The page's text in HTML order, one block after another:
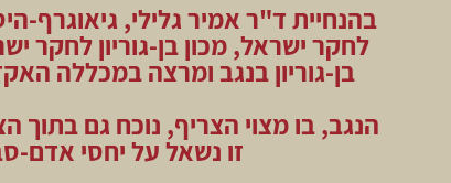
בהנחיית ד"ר אמיר גלילי, גיאוגרף-
לחקר ישראל, מכון בן-גוריון לחקר
בן-גוריון בנגב ומרצה במכללה
הנגב, בו מצוי הצריף, נוכח גם בתוך
זו נשאל על יחסי אדם-